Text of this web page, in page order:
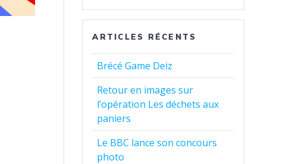
ARTICLES RÉCENTS
Brécé Game Deiz
Retour en images sur
l’opération Les déchets aux
paniers
Le BBC lance son concours
photo